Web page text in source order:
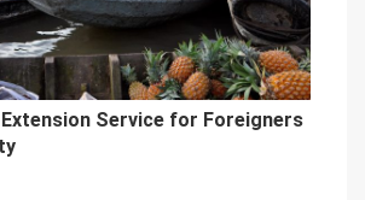
Service for Foreigners